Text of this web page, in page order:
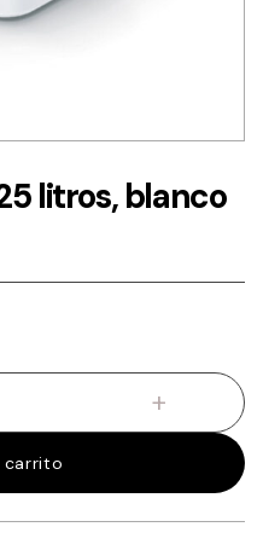
litros, blanco
+
carrito